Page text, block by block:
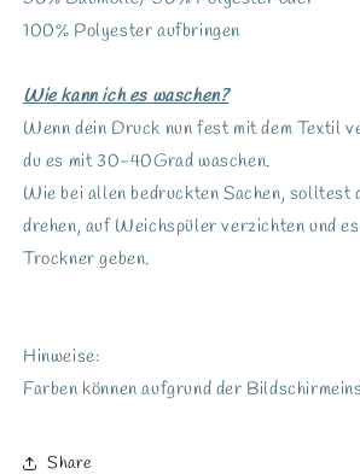
100% Polyester aufbringen
Wie kann ich es waschen?
Wenn dein Druck nun fest mit dem Textil
du es mit 30-40Grad waschen.
Wie bei allen bedruckten Sachen, solltest
drehen, auf Weichspüler verzichten und
Trockner geben.
Hinweise:
Farben können aufgrund der
Share